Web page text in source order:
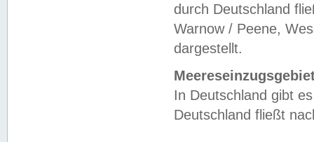
durch Deutschland
Warnow / Peene,
dargestellt.
In Deutschland gibt
Deutschland fließt